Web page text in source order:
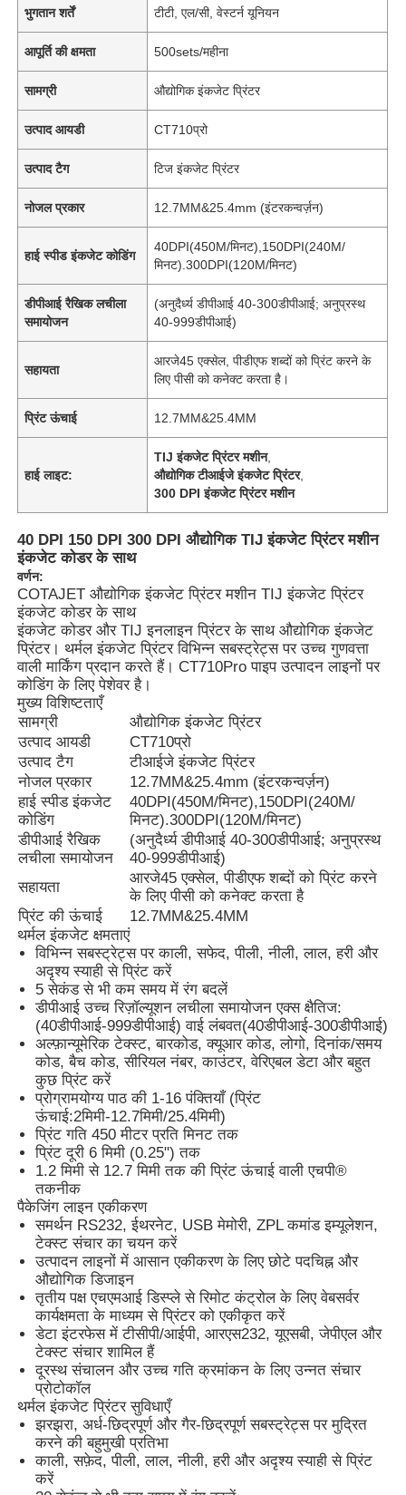
होम
उत्पाद
हमारे बारे में
फैक्टरी यात्रा
गुणवत्ता नियंत्रण
हमसे संपर्क करें
समाचार
एक बोली का अनुरोध
फाइबर लेजर मार्किंग मशीन
हाथ में लेजर मार्किंग मशीन
भुगतान शर्तें टीटी, एल/सी, वेस्टर्न यूनियन
आपूर्ति की क्षमता 500sets/महीना
सामग्री औद्योगिक इंकजेट प्रिंटर
उत्पाद आयडी CT710प्रो
उत्पाद टैग टिज इंकजेट प्रिंटर
नोजल प्रकार 12.7MM&25.4mm (इंटरकन्वर्ज़न)
हाई स्पीड इंकजेट कोडिंग
40DPI(450M/मिनट),150DPI(240M/
मिनट).300DPI(120M/मिनट)
डीपीआई रैखिक लचीला
समायोजन
(अनुदैर्ध्य डीपीआई 40-300डीपीआई; अनुप्रस्थ
40-999डीपीआई)
सहायता
आरजे45 एक्सेल, पीडीएफ शब्दों को प्रिंट करने के
लिए पीसी को कनेक्ट करता है।
प्रिंट ऊंचाई 12.7MM&25.4MM
हाई लाइट:
TIJ इंकजेट प्रिंटर मशीन,
औद्योगिक टीआईजे इंकजेट प्रिंटर,
300 DPI इंकजेट प्रिंटर मशीन
40 DPI 150 DPI 300 DPI औद्योगिक TIJ इंकजेट प्रिंटर मशीन
इंकजेट कोडर के साथ
वर्णन:
COTAJET औद्योगिक इंकजेट प्रिंटर मशीन TIJ इंकजेट प्रिंटर
इंकजेट कोडर के साथ
इंकजेट कोडर और TIJ इनलाइन प्रिंटर के साथ औद्योगिक इंकजेट
प्रिंटर। थर्मल इंकजेट प्रिंटर विभिन्न सबस्ट्रेट्स पर उच्च गुणवत्ता
वाली मार्किंग प्रदान करते हैं। CT710Pro पाइप उत्पादन लाइनों पर
कोडिंग के लिए पेशेवर है।
मुख्य विशिष्टताएँ
सामग्री
औद्योगिक इंकजेट प्रिंटर
उत्पाद आयडी
CT710प्रो
उत्पाद टैग
टीआईजे इंकजेट प्रिंटर
नोजल प्रकार
12.7MM&25.4mm (इंटरकन्वर्ज़न)
हाई स्पीड इंकजेट
कोडिंग
40DPI(450M/मिनट),150DPI(240M/
मिनट).300DPI(120M/मिनट)
डीपीआई रैखिक
लचीला समायोजन
(अनुदैर्ध्य डीपीआई 40-300डीपीआई; अनुप्रस्थ
40-999डीपीआई)
सहायता
आरजे45 एक्सेल, पीडीएफ शब्दों को प्रिंट करने
के लिए पीसी को कनेक्ट करता है
प्रिंट की ऊंचाई
12.7MM&25.4MM
थर्मल इंकजेट क्षमताएं
विभिन्न सबस्ट्रेट्स पर काली, सफेद, पीली, नीली, लाल, हरी और
अदृश्य स्याही से प्रिंट करें
5 सेकंड से भी कम समय में रंग बदलें
डीपीआई उच्च रिज़ॉल्यूशन लचीला समायोजन एक्स क्षैतिज:
(40डीपीआई-999डीपीआई) वाई लंबवत(40डीपीआई-300डीपीआई)
अल्फ़ान्यूमेरिक टेक्स्ट, बारकोड, क्यूआर कोड, लोगो, दिनांक/समय
कोड, बैच कोड, सीरियल नंबर, काउंटर, वेरिएबल डेटा और बहुत
कुछ प्रिंट करें
प्रोग्रामयोग्य पाठ की 1-16 पंक्तियाँ (प्रिंट
ऊंचाई:2मिमी-12.7मिमी/25.4मिमी)
प्रिंट गति 450 मीटर प्रति मिनट तक
प्रिंट दूरी 6 मिमी (0.25") तक
1.2 मिमी से 12.7 मिमी तक की प्रिंट ऊंचाई वाली एचपी®
तकनीक
पैकेजिंग लाइन एकीकरण
समर्थन RS232, ईथरनेट, USB मेमोरी, ZPL कमांड इम्यूलेशन,
टेक्स्ट संचार का चयन करें
उत्पादन लाइनों में आसान एकीकरण के लिए छोटे पदचिह्न और
औद्योगिक डिजाइन
तृतीय पक्ष एचएमआई डिस्प्ले से रिमोट कंट्रोल के लिए वेबसर्वर
कार्यक्षमता के माध्यम से प्रिंटर को एकीकृत करें
डेटा इंटरफेस में टीसीपी/आईपी, आरएस232, यूएसबी, जेपीएल और
टेक्स्ट संचार शामिल हैं
दूरस्थ संचालन और उच्च गति क्रमांकन के लिए उन्नत संचार
प्रोटोकॉल
थर्मल इंकजेट प्रिंटर सुविधाएँ
झरझरा, अर्ध-छिद्रपूर्ण और गैर-छिद्रपूर्ण सबस्ट्रेट्स पर मुद्रित
करने की बहुमुखी प्रतिभा
काली, सफ़ेद, पीली, लाल, नीली, हरी और अदृश्य स्याही से प्रिंट
करें